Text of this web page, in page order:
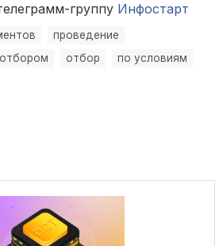
группу Инфостарт
проведение
отбор
по условиям